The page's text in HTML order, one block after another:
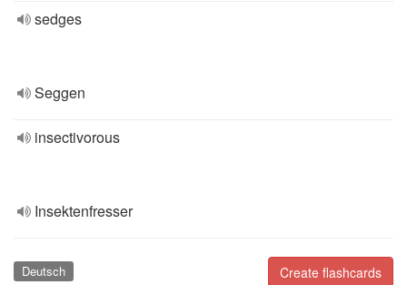
sedges
Seggen
insectivorous
Insektenfresser
Create flashcards
Deutsch